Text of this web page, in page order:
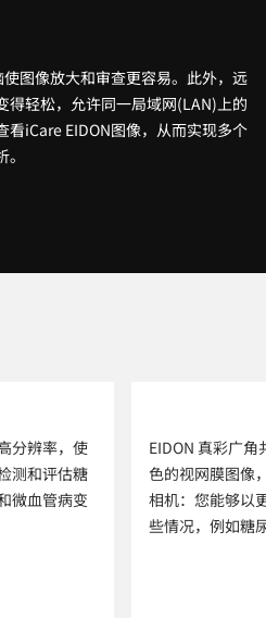
图像放大和审查更容易。此外，远
得轻松，允许同一局域网(LAN)上的
iCare EIDON图像，从而实现多个
分辨率，使
测和评估糖
微血管病变
EIDON 真彩广
色的视网膜图像
相机：您能够以
些情况，例如糖